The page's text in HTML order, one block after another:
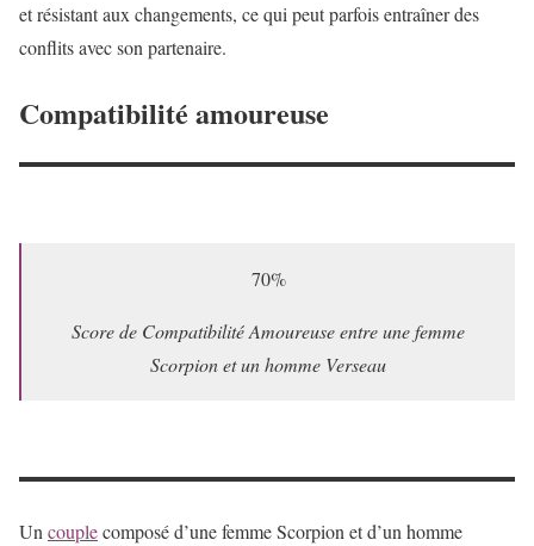
et résistant aux changements, ce qui peut parfois entraîner des
conflits avec son partenaire.
Compatibilité amoureuse
70%
Score de Compatibilité Amoureuse entre une femme
Scorpion et un homme Verseau
Un couplecomposé d’une femme Scorpion et d’un homme